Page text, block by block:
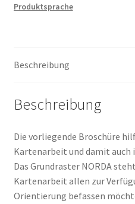
Produktsprache
Beschreibung
Beschreibung
Die vorliegende Broschüre
Kartenarbeit und damit auch
Das Grundraster NORDA
Kartenarbeit allen zur
Orientierung befassen